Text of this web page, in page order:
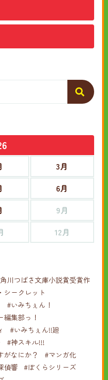
3月
6月
9月
12月
川つばさ文庫小説賞受賞作
シークレット
#いみちぇん！
編集部っ！
#いみちぇん!!廻
#神スキル!!!
がなにか？
#マンガ化
偵響
#ぼくらシリーズ